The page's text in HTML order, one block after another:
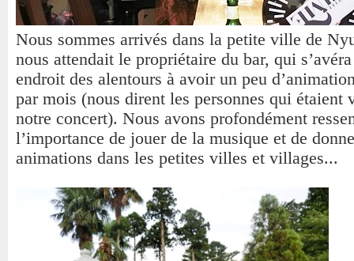
Nous sommes arrivés dans la petite ville de
nous attendait le propriétaire du bar, qui
endroit des alentours à avoir un peu
par mois (nous dirent les personnes qui étaient
notre concert). Nous avons profondément
l’importance de jouer de la musique et de
animations dans les petites villes et villages...